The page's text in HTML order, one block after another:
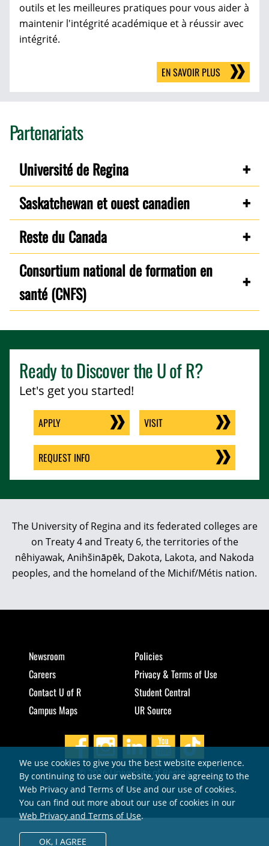
outils et les meilleures pratiques pour vous aider à
maintenir l'intégrité académique et à réussir avec
intégrité.
EN SAVOIR PLUS
Partenariats
Université de Regina
Saskatchewan et ouest canadien
Reste du Canada
Consortium national de formation en
santé (CNFS)
Ready to Discover theU of R?
Let's get you started!
APPLY VISIT
REQUEST INFO
The University of Regina and its federated colleges are
on Treaty 4 and Treaty 6, the territories of the
nêhiyawak, Anihšināpēk, Dakota, Lakota, and Nakoda
peoples, and the homeland of the Michif/Métis nation.
Newsroom
Careers
Contact U of R
Campus Maps
Policies
Privacy & Terms of Use
Student Central
UR Source
© 2026 University of Regina
We use cookies to give you the best website experience.
By continuing to use our website, you are agreeing to the
Web Privacy and Terms of Use and our use of cookies.
You can find out more about our use of cookies in our
Web Privacy and Terms of Use.
OK, I AGREE